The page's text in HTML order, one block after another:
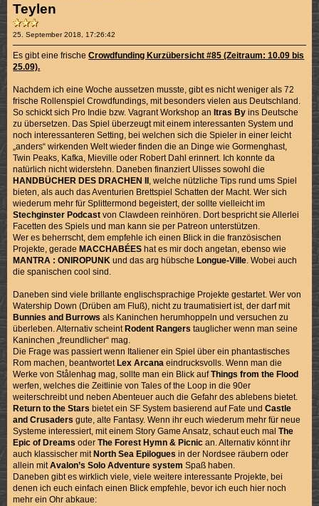
Teylen
25. September 2018, 17:26:42
Es gibt eine frischeCrowdfunding Kurzübersicht #85 (Zeitraum: 10.09 bis
25.09).
Nachdem ich eine Woche aussetzen musste, gibt es nicht weniger als 72
frische Rollenspiel Crowdfundings, mit besonders vielen aus Deutschland.
So schickt sich Pro Indie bzw. Vagrant Workshop an Itras By ins Deutsche
zu übersetzen. Das Spiel überzeugt mit einem interessanten System und
noch interessanteren Setting, bei welchen sich die Spieler in einer leicht
„anders“ wirkenden Welt wieder finden die an Dinge wie Gormenghast,
Twin Peaks, Kafka, Mieville oder Robert Dahl erinnert. Ich konnte da
natürlich nicht widerstehn. Daneben finanziert Ulisses sowohl die
HANDBÜCHER DES DRACHEN II , welche nützliche Tips rund ums Spiel
bieten, als auch das Aventurien Brettspiel Schatten der Macht. Wer sich
wiederum mehr für Splittermond begeistert, der sollte vielleicht im
Stechginster Podcast von Clawdeen reinhören. Dort bespricht sie Allerlei
Facetten des Spiels und man kann sie per Patreon unterstützen.
Wer es beherrscht, dem empfehle ich einen Blick in die französischen
Projekte, gerade MACCHABÉES hat es mir doch angetan, ebenso wie
MANTRA : ONIROPUNK und das arg hübsche Longue-Ville. Wobei auch
die spanischen cool sind.
Daneben sind viele brillante englischsprachige Projekte gestartet. Wer von
Watership Down (Drüben am Fluß), nicht zu traumatisiert ist, der darf mit
Bunnies and Burrows als Kaninchen herumhoppeln und versuchen zu
überleben. Alternativ scheint Rodent Rangers tauglicher wenn man seine
Kaninchen „freundlicher“ mag.
Die Frage was passiert wenn Italiener ein Spiel über ein phantastisches
Rom machen, beantwortet Lex Arcana eindrucksvolls. Wenn man die
Werke von Stålenhag mag, sollte man ein Blick aufThings from the Flood
werfen, welches die Zeitlinie von Tales of the Loop in die 90er
weiterschreibt und neben Abenteuer auch die Gefahr des ablebens bietet.
Return to the Stars bietet ein SF System basierend auf Fate undCastle
and Crusaders gute, alte Fantasy. Wenn ihr euch wiederum mehr für neue
Systeme interessiert, mit einem Story Game Ansatz, schaut euch malThe
Epic of Dreams oderThe Forest Hymn & Picnic an. Alternativ könnt ihr
auch klassischer mit North Sea Epilogues in der Nordsee räubern oder
allein mitAvalon’s Solo Adventure system Spaß haben.
Daneben gibt es wirklich viele, viele weitere interessante Projekte, bei
denen ich euch einfach einen Blick empfehle, bevor ich euch hier noch
mehr ein Ohr abkaue: